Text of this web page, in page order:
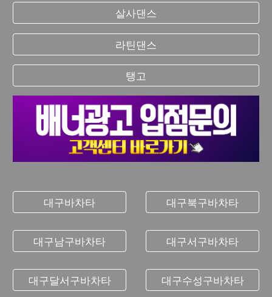
살사댄스
라틴댄스
탱고
대구바차타
대구남구바차타
대구달서구바차타
대구북구바차타
대구서구바차타
대구수성구바차타